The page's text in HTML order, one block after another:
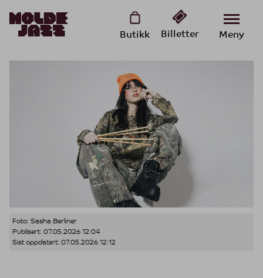
Butikk Billetter Meny
Foto: Sasha Berliner
Publisert: 07.05.2026 12:04
Sist oppdatert: 07.05.2026 12:12